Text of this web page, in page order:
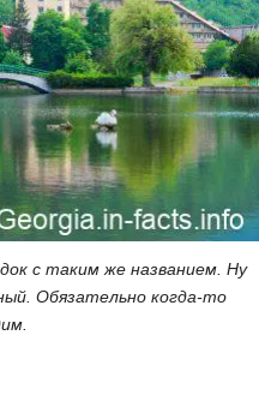
с таким же названием. Ну
Обязательно когда-то